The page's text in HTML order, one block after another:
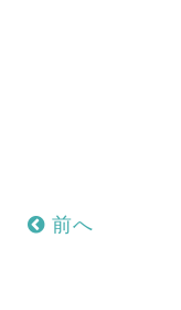
前へ